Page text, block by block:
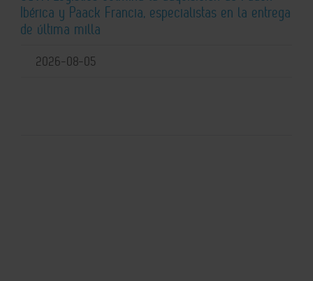
Ibérica y Paack Francia, especialistas en la entrega
de última milla
2026-08-05